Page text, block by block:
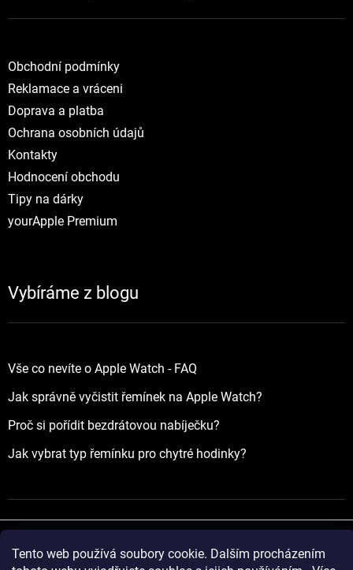
Tento web používá soubory cookie. Dalším procházením
Obchodní podmínky
Reklamace a vráceni
Doprava a platba
Ochrana osobních údajů
Kontakty
Hodnocení obchodu
Tipy na dárky
yourApple Premium
Vybíráme z blogu
Vše co nevíte o Apple Watch - FAQ
Jak správně vyčistit řemínek na Apple Watch?
Proč si pořídit bezdrátovou nabíječku?
Jak vybrat typ řemínku pro chytré hodinky?
Vytvořil Shoptet